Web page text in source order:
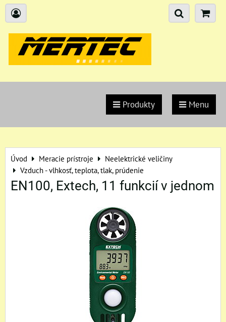
Produkty Menu
Úvod Meracie prístroje
Neelektrické veličiny
Vzduch - vlhkosť, teplota, tlak, prúdenie
EN100, Extech, 11 funkcií v jednom